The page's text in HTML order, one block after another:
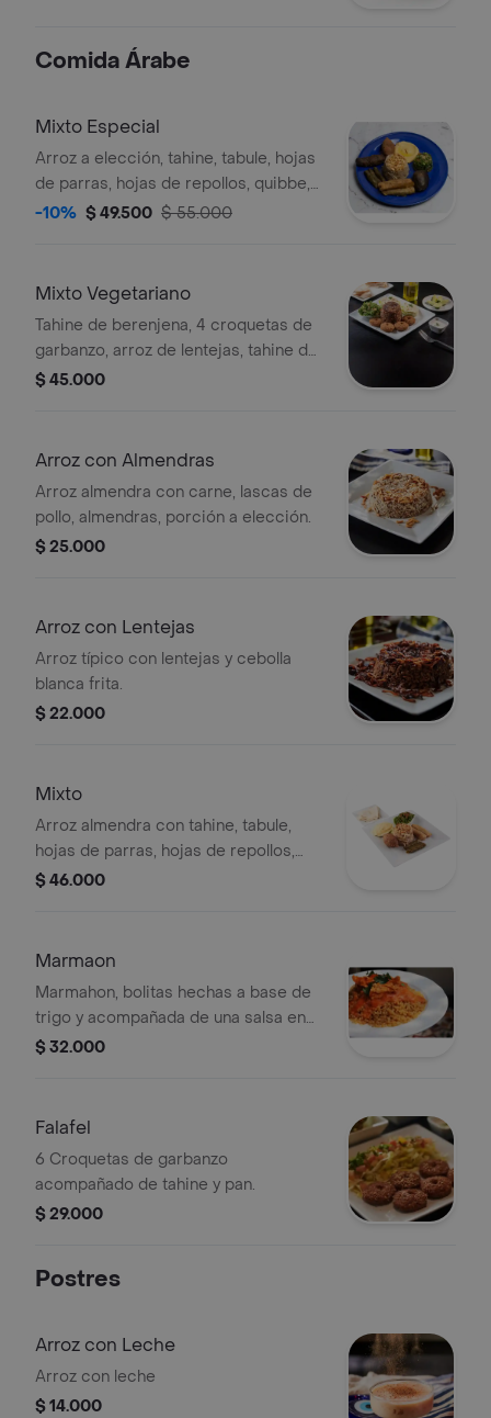
Comida Árabe
Mixto Especial
Arroz a elección, tahine, tabule, hojas
de parras, hojas de repollos, quibbe,
kafta asada, berenjena rellena.
-10% $ 49.500 $ 55.000
Mixto Vegetariano
Tahine de berenjena, 4 croquetas de
garbanzo, arroz de lentejas, tahine de
garbanzo, tabule.
$ 45.000
Arroz con Almendras
Arroz almendra con carne, lascas de
pollo, almendras, porción a elección.
$ 25.000
Arroz con Lentejas
Arroz típico con lentejas y cebolla
blanca frita.
$ 22.000
Mixto
Arroz almendra con tahine, tabule,
hojas de parras, hojas de repollos,
unidad de quibbe.
$ 46.000
Marmaon
Marmahon, bolitas hechas a base de
trigo y acompañada de una salsa en
base de tomate y con lasca de pollo
$ 32.000
Falafel
6 Croquetas de garbanzo
acompañado de tahine y pan.
$ 29.000
Postres
Arroz con Leche
Arroz con leche
$ 14.000